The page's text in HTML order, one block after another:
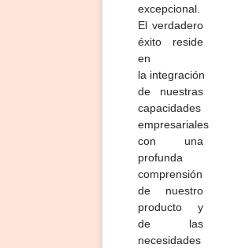
excepcional.
El verdadero
éxito reside
en
la integración
de nuestras
capacidades
empresariales
con una
profunda
comprensión
de nuestro
producto y
de las
necesidades